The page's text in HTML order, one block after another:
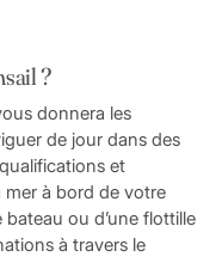
?
donnera les
de jour dans des
et
mer à bord de votre
ou d’une flottille
à travers le